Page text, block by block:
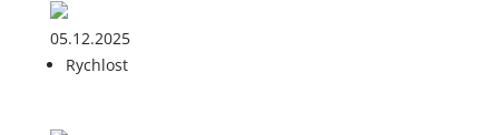
05.12.2025
Rychlost